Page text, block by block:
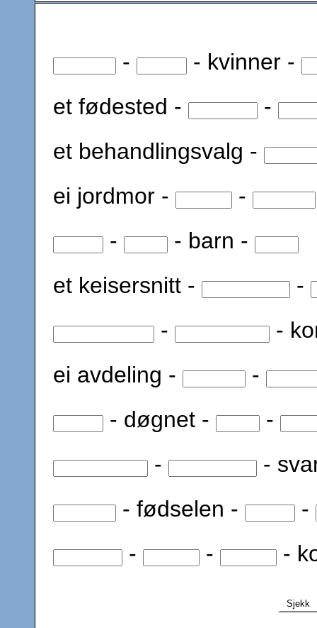
-
- kvinner -
et fødested -
-
et behandlingsvalg -
ei jordmor -
-
-
- barn -
et keisersnitt -
-
-
-
ei avdeling -
-
- døgnet -
-
-
-
- fødselen -
-
-
- -
Sjekk